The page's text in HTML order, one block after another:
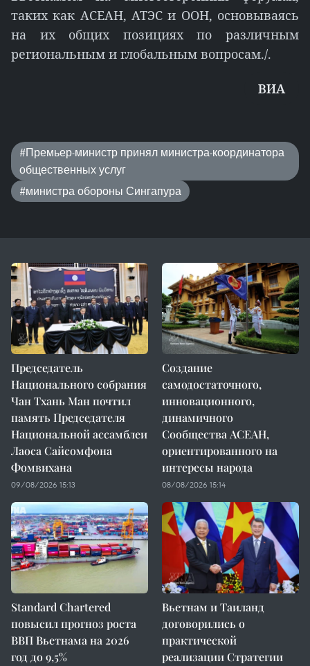
таких как АСЕАН, АТЭС и ООН, основываясь
на их общих позициях по различным
региональным и глобальным вопросам./.
ВИА
#Премьер-министр принял министра-координатора
общественных услуг
#министра обороны Сингапура
Председатель
Национального собрания
Чан Тхань Ман почтил
память Председателя
Национальной ассамблеи
Лаоса Сайсомфона
Фомвихана
09/08/2026 15:13
Создание
самодостаточного,
инновационного,
динамичного
Сообщества АСЕАН,
ориентированного на
интересы народа
08/08/2026 15:14
Standard Chartered
повысил прогноз роста
ВВП Вьетнама на 2026
год до 9,5%
Вьетнам и Таиланд
договорились о
практической
реализации Стратегии